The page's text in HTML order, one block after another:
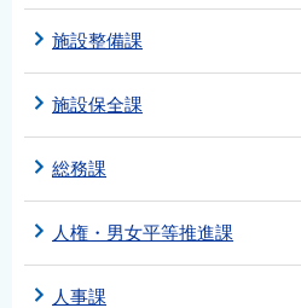
施設整備課
施設保全課
総務課
人権・男女平等推進課
人事課